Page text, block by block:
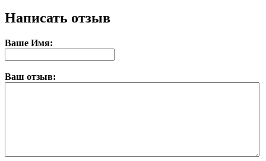
Написать отзыв
Ваше Имя:
Ваш отзыв: